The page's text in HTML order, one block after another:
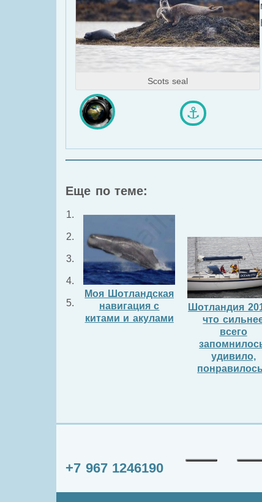
Scots seal
⚓
Еще по теме:
Моя Шотландская
навигация с
китами и акулами
Шотландия
что
всего
удивило,
+7 967 1246190